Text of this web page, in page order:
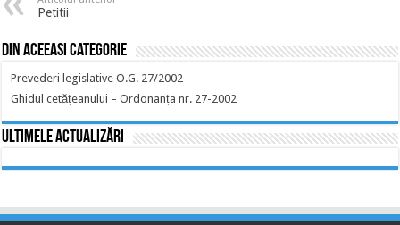
Petitii
Din aceeasi categorie
Prevederi legislative O.G. 27/2002
Ghidul cetățeanului – Ordonanța nr. 27-2002
Ultimele actualizări